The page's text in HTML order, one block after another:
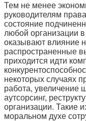
Тем не менее
руководителям
состояние
любой организации
оказывают влияние
распространенные
приходится идти
некоторых случаях
работа, увеличение
аутсорсинг,
организации. Такие
моральном духе